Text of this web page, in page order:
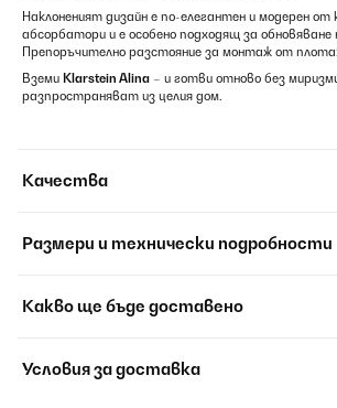
Наклоненият дизайн е по-елегантен и модерен от
абсорбатори и е особено подходящ за обновяване
Препоръчително разстояние за монтаж от
Вземи Klarstein Alina – и готви отново без
разпространяват из целия дом.
Качества
Размери и технически подробности
Какво ще бъде доставено
Условия за доставка